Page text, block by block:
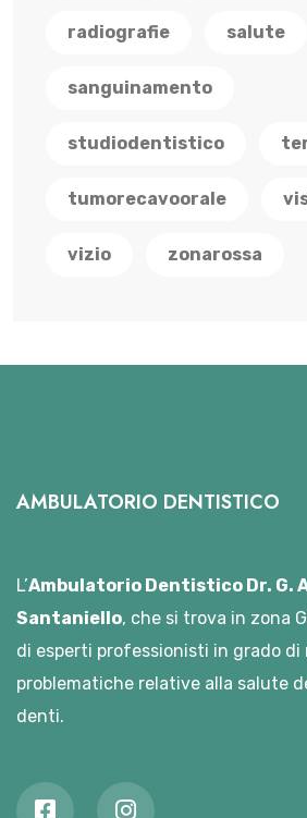
radiografie salute
sanguinamento
studiodentistico
tumorecavoorale
vizio zonarossa
AMBULATORIO DENTISTICO
L’Ambulatorio Dentistico Dr. G.
Santaniello, che si trova in zona
di esperti professionisti in grado
problematiche relative alla salute
denti.